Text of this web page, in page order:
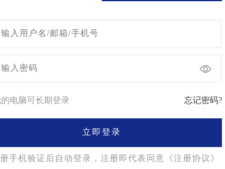
电脑可长期登录 忘记密码?
立即登录
手机验证后自动登录，注册即代表同意 《注册协议》